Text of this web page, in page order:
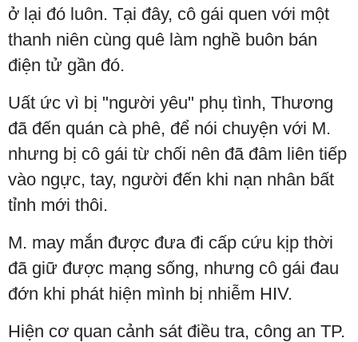
ở lại đó luôn. Tại đây, cô gái quen với một
thanh niên cùng quê làm nghề buôn bán
điện tử gần đó.
Uất ức vì bị "người yêu" phụ tình, Thương
đã đến quán cà phê, để nói chuyện với M.
nhưng bị cô gái từ chối nên đã đâm liên tiếp
vào ngực, tay, người đến khi nạn nhân bất
tỉnh mới thôi.
M. may mắn được đưa đi cấp cứu kịp thời
đã giữ được mạng sống, nhưng cô gái đau
đớn khi phát hiện mình bị nhiễm HIV.
Hiện cơ quan cảnh sát điều tra, công an TP.